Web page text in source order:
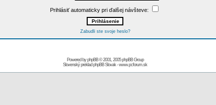
Prihlásiť automaticky pri ďalšej návšteve:
Zabudli ste svoje heslo?
Powered byphpBB© 2001, 2005 phpBB Group
Slovenský preklad phpBB Slovak-www.pcforum.sk